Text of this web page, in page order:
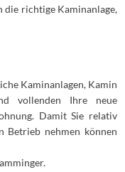
die richtige Kaminanlage,
Kaminanlagen, Kamin
vollenden Ihre neue
Damit Sie relativ
Betrieb nehmen können